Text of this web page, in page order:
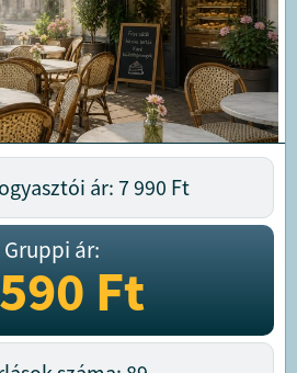
ár: 7 990 Ft
Gruppi ár:
Ft